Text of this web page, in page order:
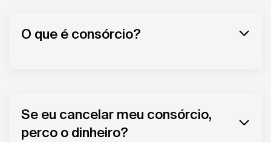
O que é consórcio?
Se eu cancelar meu consórcio,
perco o dinheiro?